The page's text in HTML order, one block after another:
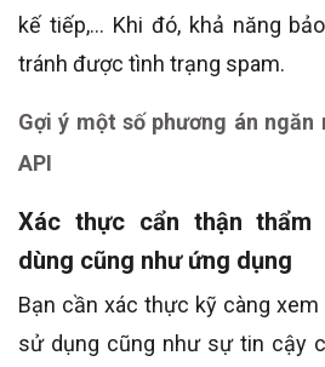
kế tiếp,… Khi đó, khả năng
tránh được tình trạng spam.
Gợi ý một số phương án
API
Xác thực cẩn thận thẩm
dùng cũng như ứng dụng
Bạn cần xác thực kỹ càng
sử dụng cũng như sự tin cậy